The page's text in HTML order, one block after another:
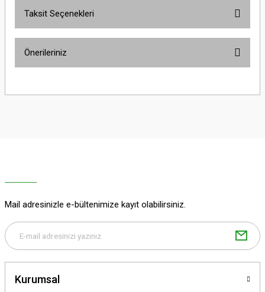
Taksit Seçenekleri
Önerileriniz
yetersiz gördüğünüz noktaları öneri formunu kullanarak tarafımıza
Bu ürüne benzer farklı alternatifler olmalı.
Mail adresinizle e-bültenimize kayıt olabilirsiniz.
Kurumsal